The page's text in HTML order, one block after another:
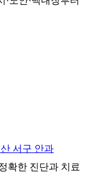
서구 안과
확한 진단과 치료